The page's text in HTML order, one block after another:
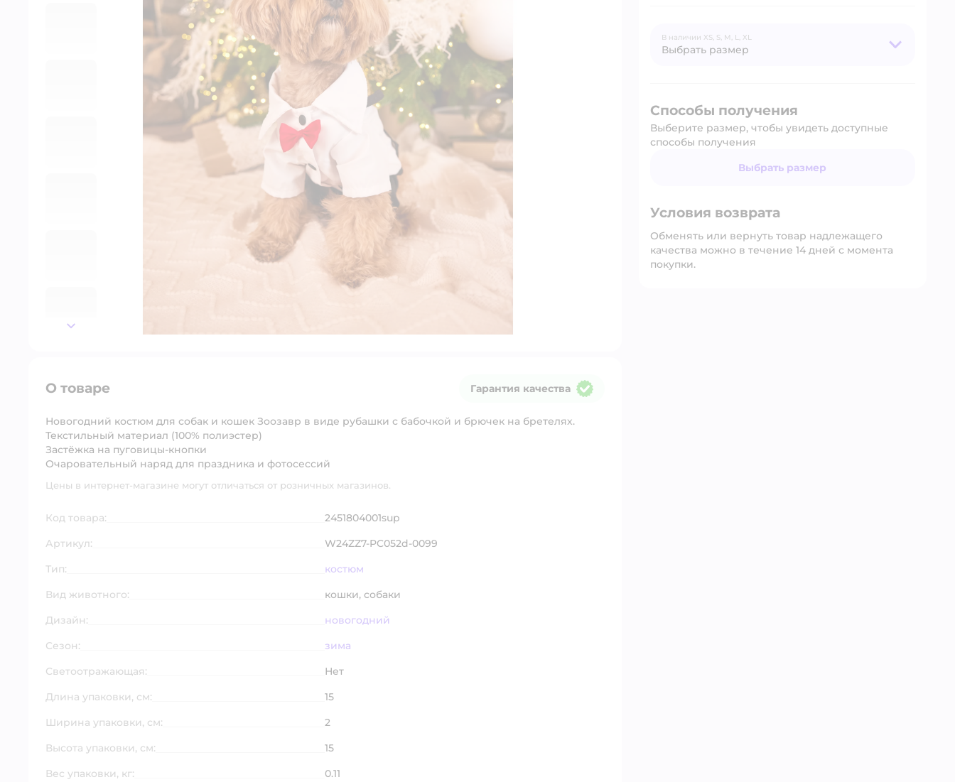
далее
В наличии XS, S, M, L, XL
Выбрать размер
Способы получения
Выберите размер, чтобы увидеть доступные
способы получения
Выбрать размер
Условия возврата
Обменять или вернуть товар надлежащего
качества можно в течение 14 дней с момента
покупки.
О товаре Гарантия качества
Новогодний костюм для собак и кошек Зоозавр в виде рубашки с бабочкой и брючек на бретелях.
Текстильный материал (100% полиэстер)
Застёжка на пуговицы-кнопки
Очаровательный наряд для праздника и фотосессий
Цены в интернет-магазине могут отличаться от розничных магазинов.
Код товара:
2451804001sup
Артикул:
W24ZZ7-PC052d-0099
Тип:
костюм
Вид животного:
кошки, собаки
Дизайн:
новогодний
Сезон:
зима
Светоотражающая:
Нет
Длина упаковки, см:
15
Ширина упаковки, см:
2
Высота упаковки, см:
15
Вес упаковки, кг:
0.11